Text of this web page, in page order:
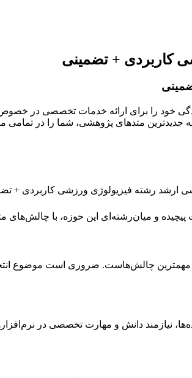
کاربردی + تضمینی
خود را برای ارائه خدمات تخصصی در
متدهای پژوهشی، شما را در تمامی
و میان‌رشته‌ای این حوزه، با
مهمترین چالش‌هاست. ضروری است موضوع
نیازمند دانش و مهارت تخصصی در